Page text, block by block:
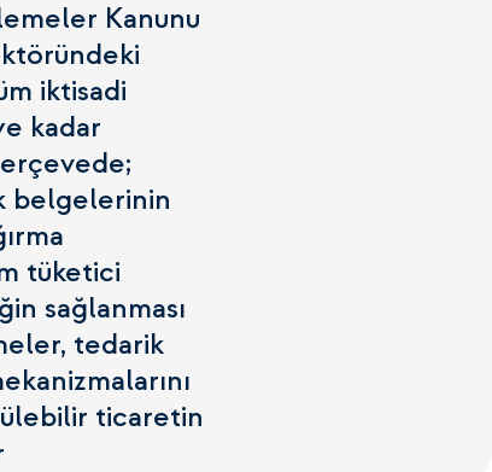
Kanunu
iktisadi
kadar
belgelerinin
tüketici
sağlanması
tedarik
ticaretin